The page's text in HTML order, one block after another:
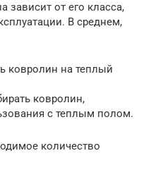
зависит от его класса,
В среднем,
ковролин на теплый
ковролин,
с теплым полом.
количество